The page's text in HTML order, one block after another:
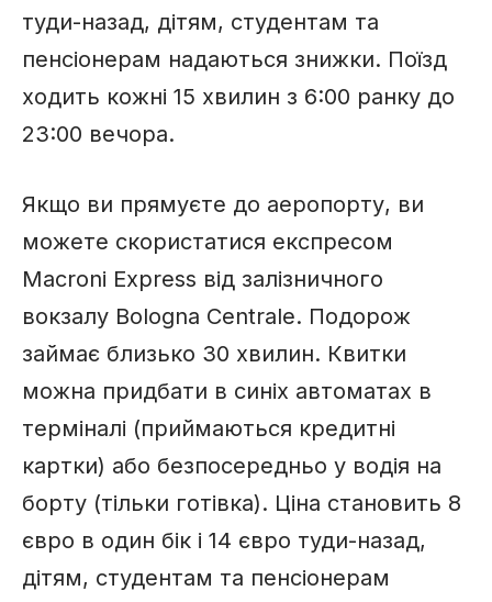
туди-назад, дітям, студентам та
пенсіонерам надаються знижки. Поїзд
ходить кожні 15 хвилин з 6:00 ранку до
23:00 вечора.
Якщо ви прямуєте до аеропорту, ви
можете скористатися експресом
Macroni Express від залізничного
вокзалу Bologna Centrale. Подорож
займає близько 30 хвилин. Квитки
можна придбати в синіх автоматах в
терміналі (приймаються кредитні
картки) або безпосередньо у водія на
борту (тільки готівка). Ціна становить 8
євро в один бік і 14 євро туди-назад,
дітям, студентам та пенсіонерам